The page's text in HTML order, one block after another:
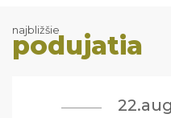
najbližšie
podujatia